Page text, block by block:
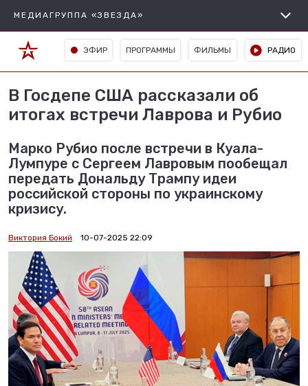
МЕДИАГРУППА «ЗВЕЗДА»
ЭФИР ПРОГРАММЫ ФИЛЬМЫ РАДИО
В Госдепе США рассказали об
итогах встречи Лаврова и Рубио
Марко Рубио после встречи в Куала-
Лумпуре с Сергеем Лавровым пообещал
передать Дональду Трампу идеи
российской стороны по украинскому
кризису.
Виктория Бокий 10-07-2025 22:09